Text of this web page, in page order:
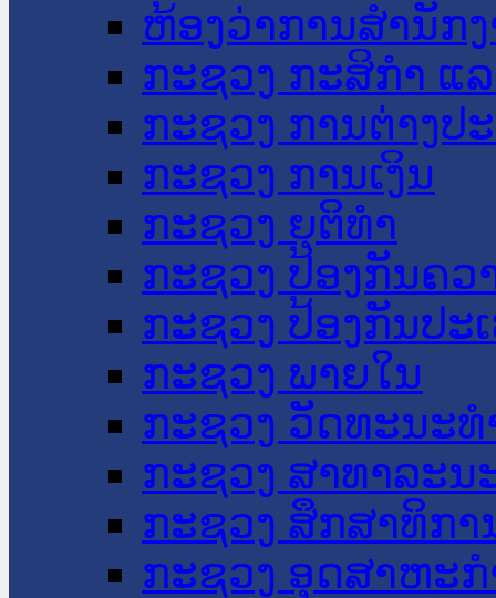
ຫ້ອງວ່າການສຳນັກ
ກະຊວງ ກະສິກຳ ແ
ກະຊວງ ການຕ່າງປ
ກະຊວງ ການເງິນ
ກະຊວງ ຍຸຕິທໍາ
ກະຊວງ ປ້ອງກັນຄວ
ກະຊວງ ປ້ອງກັນປະ
ກະຊວງ ພາຍໃນ
ກະຊວງ ວັດທະນະ
ກະຊວງ ສາທາລະນ
ກະຊວງ ສຶກສາທິກາ
ກະຊວງ ອຸດສາຫະ